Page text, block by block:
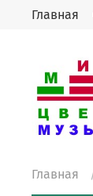
Главная
Главная